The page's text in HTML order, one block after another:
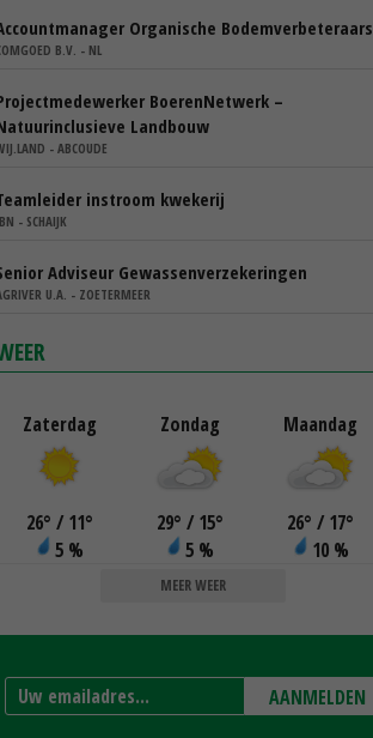
Organische Bodemverbeteraars
B.V. - NL
BoerenNetwerk –
Landbouw
- ABCOUDE
instroom kwekerij
- SCHAIJK
Adviseur Gewassenverzekeringen
U.A. - ZOETERMEER
Zaterdag
26° / 11°
5 %
Zondag
29° / 15°
5 %
Maandag
26° / 17°
10 %
MEER WEER
AANMELDEN